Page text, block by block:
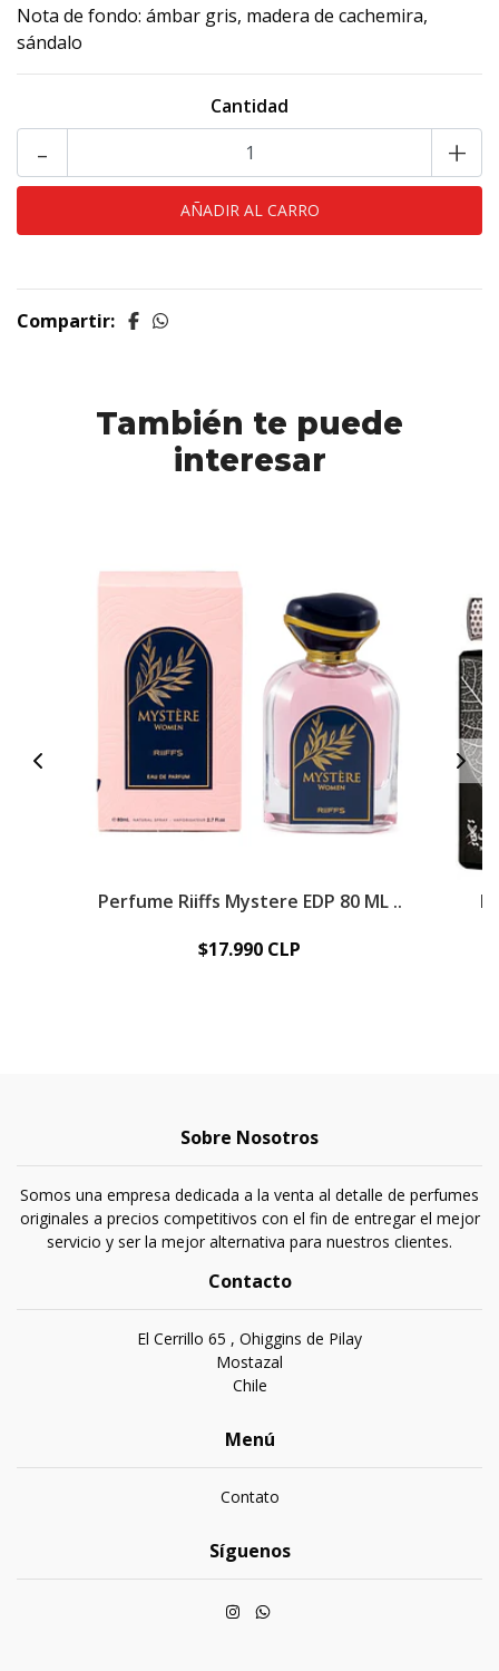
Nota de fondo: ámbar gris, madera de cachemira,
sándalo
Cantidad
- +
Compartir:
También te puede
interesar
Perfume Riiffs Mystere EDP 80 ML ..
$17.990 CLP
Sobre Nosotros
Somos una empresa dedicada a la venta al detalle de perfumes
originales a precios competitivos con el fin de entregar el mejor
servicio y ser la mejor alternativa para nuestros clientes.
Contacto
El Cerrillo 65 , Ohiggins de Pilay
Mostazal
Chile
Menú
Contato
Síguenos